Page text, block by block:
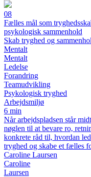
08
Fælles mål som
psykologisk sammenhold
Skab tryghed og
Mentalt
Mentalt
Ledelse
Forandring
Teamudvikling
Psykologisk tryghed
Arbejdsmiljø
6 min
Når arbejdspladsen står
nøglen til at bevare ro,
konkrete råd til, hvordan
tryghed og skabe et fælles
Caroline Laursen
Caroline
Laursen